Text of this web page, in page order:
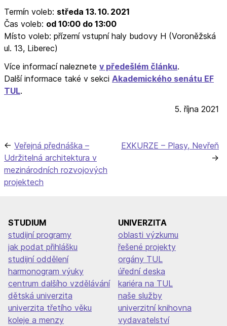
Termín voleb: středa 13. 10. 2021
Čas voleb: od 10:00 do 13:00
Místo voleb: přízemí vstupní haly budovy H (Voroněžská
ul. 13, Liberec)
Více informací naleznete v předešlém článku.
Další informace také v sekci Akademického senátu EF
TUL.
5. října 2021
Navigace
pro
příspěvek
Veřejná přednáška –
Udržitelná architektura v
mezinárodních rozvojových
projektech
EXKURZE – Plasy, Nevřeň
STUDIUM
studijní programy
jak podat přihlášku
studijní oddělení
harmonogram výuky
centrum dalšího vzdělávání
dětská univerzita
univerzita třetího věku
koleje a menzy
UNIVERZITA
oblasti výzkumu
řešené projekty
orgány TUL
úřední deska
kariéra na TUL
naše služby
univerzitní knihovna
vydavatelství